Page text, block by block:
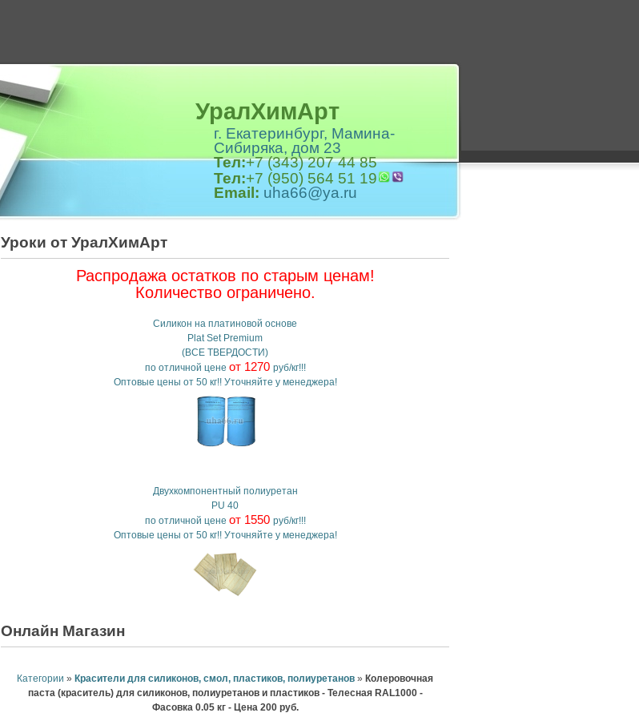
УралХимАрт
г. Екатеринбург, Мамина-
Сибиряка, дом 23
Тел:+7 (343) 207 44 85
Тел:+7 (950) 564 51 19
Email: uha66@ya.ru
Уроки от УралХимАрт
Распродажа остатков по старым ценам!
Количество ограничено.
Силикон на платиновой основе
Plat Set Premium
(ВСЕ ТВЕРДОСТИ)
по отличной цене от 1270 руб/кг!!!
Оптовые цены от 50 кг!! Уточняйте у менеджера!
Двухкомпонентный полиуретан
PU 40
по отличной цене от 1550 руб/кг!!!
Оптовые цены от 50 кг!! Уточняйте у менеджера!
Онлайн Магазин
Категории » Красители для силиконов, смол, пластиков, полиуретанов » Колеровочная
паста (краситель) для силиконов, полиуретанов и пластиков - Телесная RAL1000 -
Фасовка 0.05 кг - Цена 200 руб.